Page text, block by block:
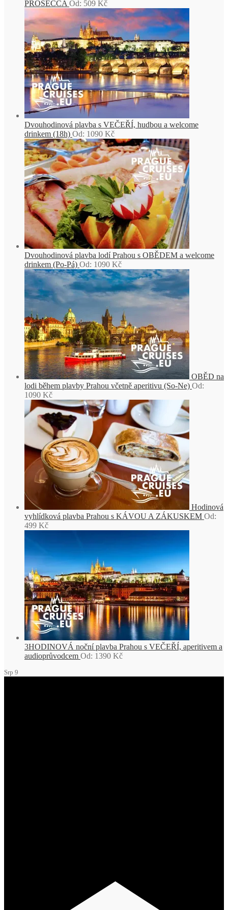
PROSECCA Od: 509 Kč
Dvouhodinová plavba s VEČEŘÍ, hudbou a welcome
drinkem (18h) Od: 1090 Kč
Dvouhodinová plavba lodí Prahou s OBĚDEM a welcome
drinkem (Po-Pá) Od: 1090 Kč
OBĚD na
lodi během plavby Prahou včetně aperitivu (So-Ne) Od:
1090 Kč
Hodinová
vyhlídková plavba Prahou s KÁVOU A ZÁKUSKEM Od:
499 Kč
3HODINOVÁ noční plavba Prahou s VEČEŘÍ, aperitivem a
audioprůvodcem Od: 1390 Kč
Srp 9